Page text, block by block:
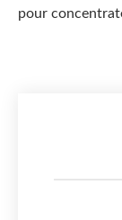
pour